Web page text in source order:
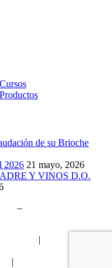
de su Brioche
2026 21 mayo, 2026
Y VINOS D.O.
–
|
|